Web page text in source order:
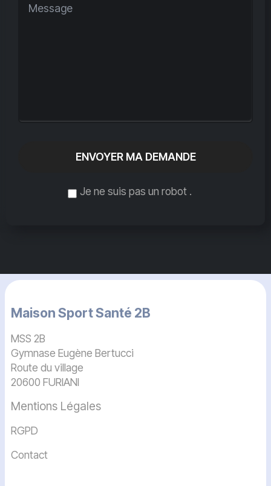
ENVOYER MA DEMANDE
Je ne suis pas un robot .
Maison Sport Santé 2B
MSS 2B
Gymnase Eugène Bertucci
Route du village
20600 FURIANI
Mentions Légales
RGPD
Contact